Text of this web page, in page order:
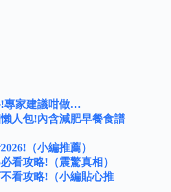
!專家建議咁做…
人包!內含減肥早餐食譜
（小編推薦）
看攻略!（震驚真相）
看攻略!（小編貼心推